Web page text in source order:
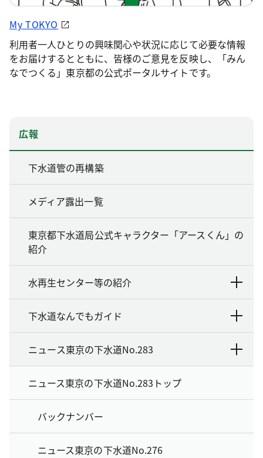
My TOKYO
利用者一人ひとりの興味関心や状況に応じて必要な情報
をお届けするとともに、皆様のご意見を反映し、「みん
なでつくる」東京都の公式ポータルサイトです。
広報
下水道管の再構築
メディア露出一覧
東京都下水道局公式キャラクター「アースくん」の
紹介
水再生センター等の紹介
下水道なんでもガイド
ニュース東京の下水道No.283
ニュース東京の下水道No.283トップ
バックナンバー
ニュース東京の下水道No.276